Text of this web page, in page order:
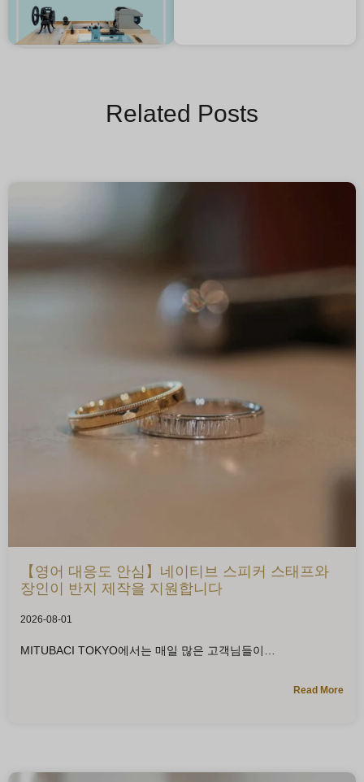
Related Posts
【영어 대응도 안심】네이티브 스피커 스태프와
장인이 반지 제작을 지원합니다
2026-08-01
MITUBACI TOKYO에서는 매일 많은 고객님들이
Read More